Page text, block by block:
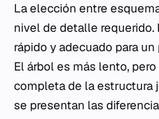
La elección entre
nivel de detalle requerido.
rápido y adecuado para
El árbol es más lento,
completa de la estructura
se presentan las